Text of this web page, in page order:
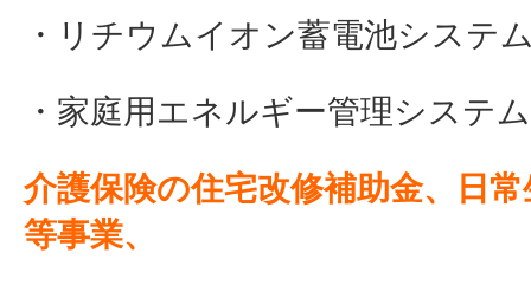
・リチウムイオン蓄電池システ
・家庭用エネルギー管理システ
介護保険の住宅改修補助金、日
等事業、